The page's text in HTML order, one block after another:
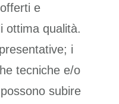
e
ottima qualità.
i
tecniche e/o
subire